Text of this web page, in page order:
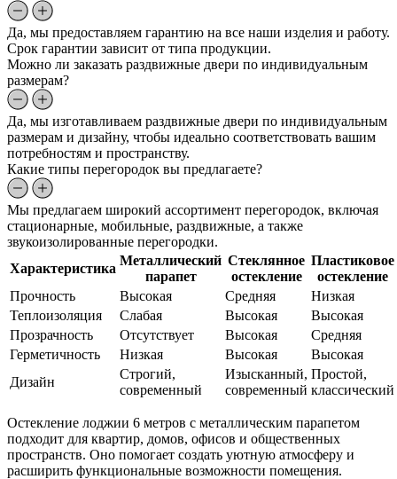
Да, мы предоставляем гарантию на все наши изделия и работу.
Срок гарантии зависит от типа продукции.
Можно ли заказать раздвижные двери по индивидуальным
размерам?
Да, мы изготавливаем раздвижные двери по индивидуальным
размерам и дизайну, чтобы идеально соответствовать вашим
потребностям и пространству.
Какие типы перегородок вы предлагаете?
Мы предлагаем широкий ассортимент перегородок, включая
стационарные, мобильные, раздвижные, а также
звукоизолированные перегородки.
Характеристика
Металлический
парапет
Стеклянное
остекление
Пластиковое
остекление
Прочность
Высокая Средняя
Низкая
Теплоизоляция
Слабая Высокая
Высокая
Прозрачность
Отсутствует Высокая
Средняя
Герметичность
Низкая Высокая
Высокая
Дизайн
Строгий,
современный
Изысканный,
современный
Простой,
классический
Остекление лоджии 6 метров с металлическим парапетом
подходит для квартир, домов, офисов и общественных
пространств. Оно помогает создать уютную атмосферу и
расширить функциональные возможности помещения.